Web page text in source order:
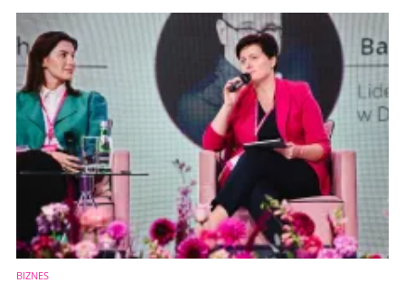
wagę, takie jak wędliny, sery, owoce morza czy słodycze, ale także
środki czystości i kosmetyki.
BIZNES